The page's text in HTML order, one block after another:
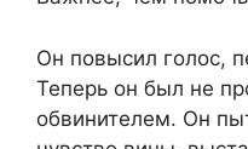
Он повысил голос,
Теперь он был не
обвинителем. Он